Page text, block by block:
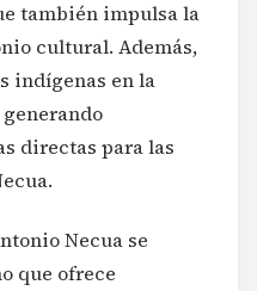
también impulsa la
cultural. Además,
indígenas en la
directas para las
Necua se
que ofrece